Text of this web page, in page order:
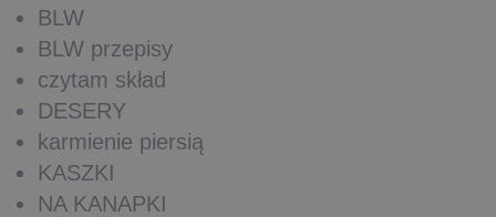
BLW
BLW przepisy
czytam skład
DESERY
karmienie piersią
KASZKI
NA KANAPKI